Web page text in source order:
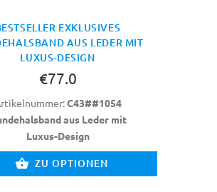
EXKLUSIVES
AUS LEDER MIT
LUXUS-DESIGN
€77.0
C43##1054
aus Leder mit
Luxus-Design
ZU OPTIONEN